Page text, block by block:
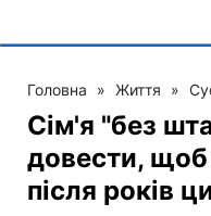
Головна » Життя »
Сім'я "без
довести, щоб
після років